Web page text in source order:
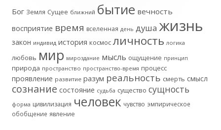
колонка
Бог Земля Сущее ближний бытие вечность
восприятие время вселенная день душа жизнь
закон индивид история космос личность логика
любовь мир мироздание мысль ощущение принцип
природа пространство пространство-время процесс
проявление развитие разум реальность смерть смысл
сознание состояние судьба существо сущность
форма цивилизация человек чувство эмпирическое
обобщение явление